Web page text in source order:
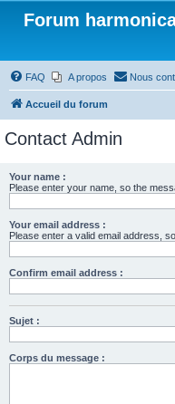
Forum
FAQ A propos Nous
Accueil du forum
Contact Admin
Your name :
Please enter your name, so the
Your email address :
Please enter a valid email address,
Confirm email address :
Sujet :
Corps du message :